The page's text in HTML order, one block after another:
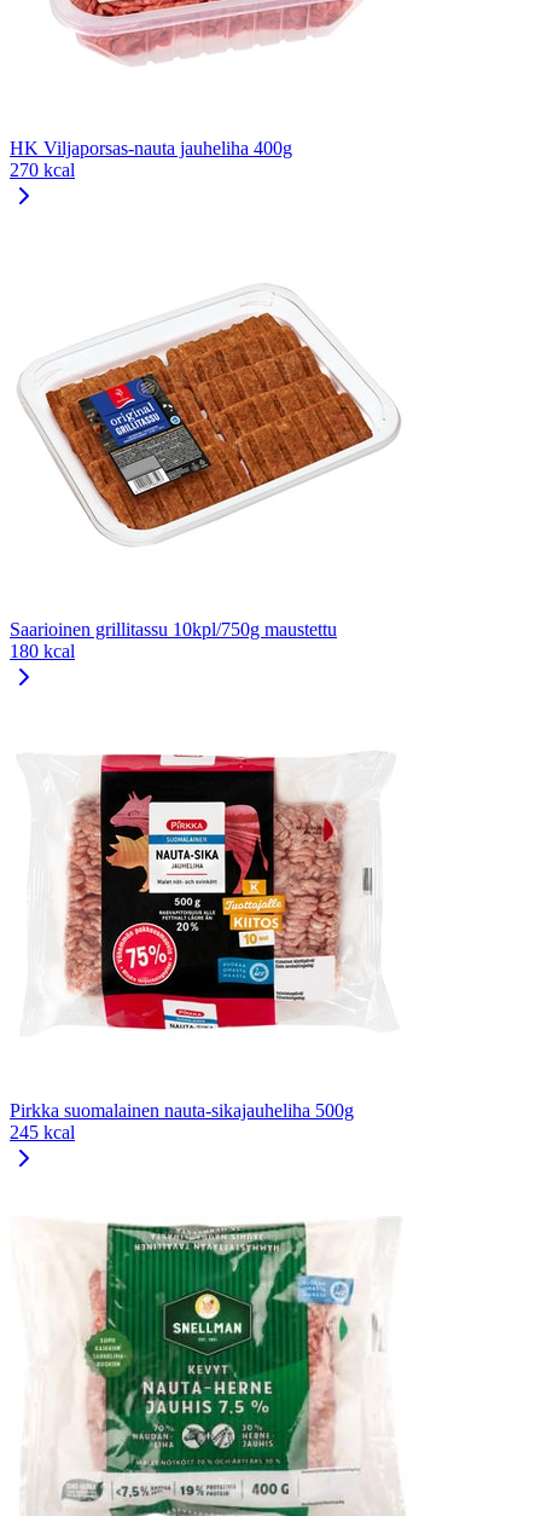
HK Viljaporsas-nauta jauheliha 400g
270 kcal
Saarioinen grillitassu 10kpl/750g maustettu
180 kcal
Pirkka suomalainen nauta-sikajauheliha 500g
245 kcal